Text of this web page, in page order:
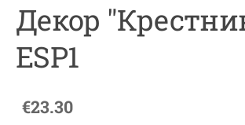
Декор
ESP1
€23.30